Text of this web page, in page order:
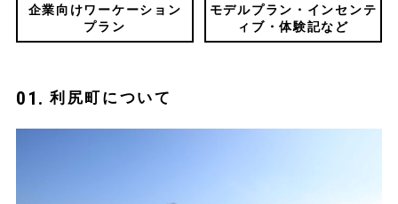
企業向けワーケーション
プラン
モデルプラン・インセンテ
ィブ・体験記など
利尻町について